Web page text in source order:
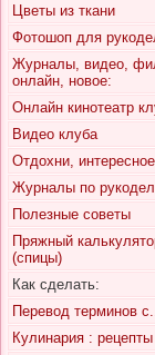
Цветы из ткани
Фотошоп для
Журналы, видео,
онлайн, новое:
Онлайн кинотеатр
Видео клуба
Отдохни, интересное
Журналы по
Полезные советы
Пряжный
(спицы)
Как сделать:
Перевод терминов
Кулинария : рецепты